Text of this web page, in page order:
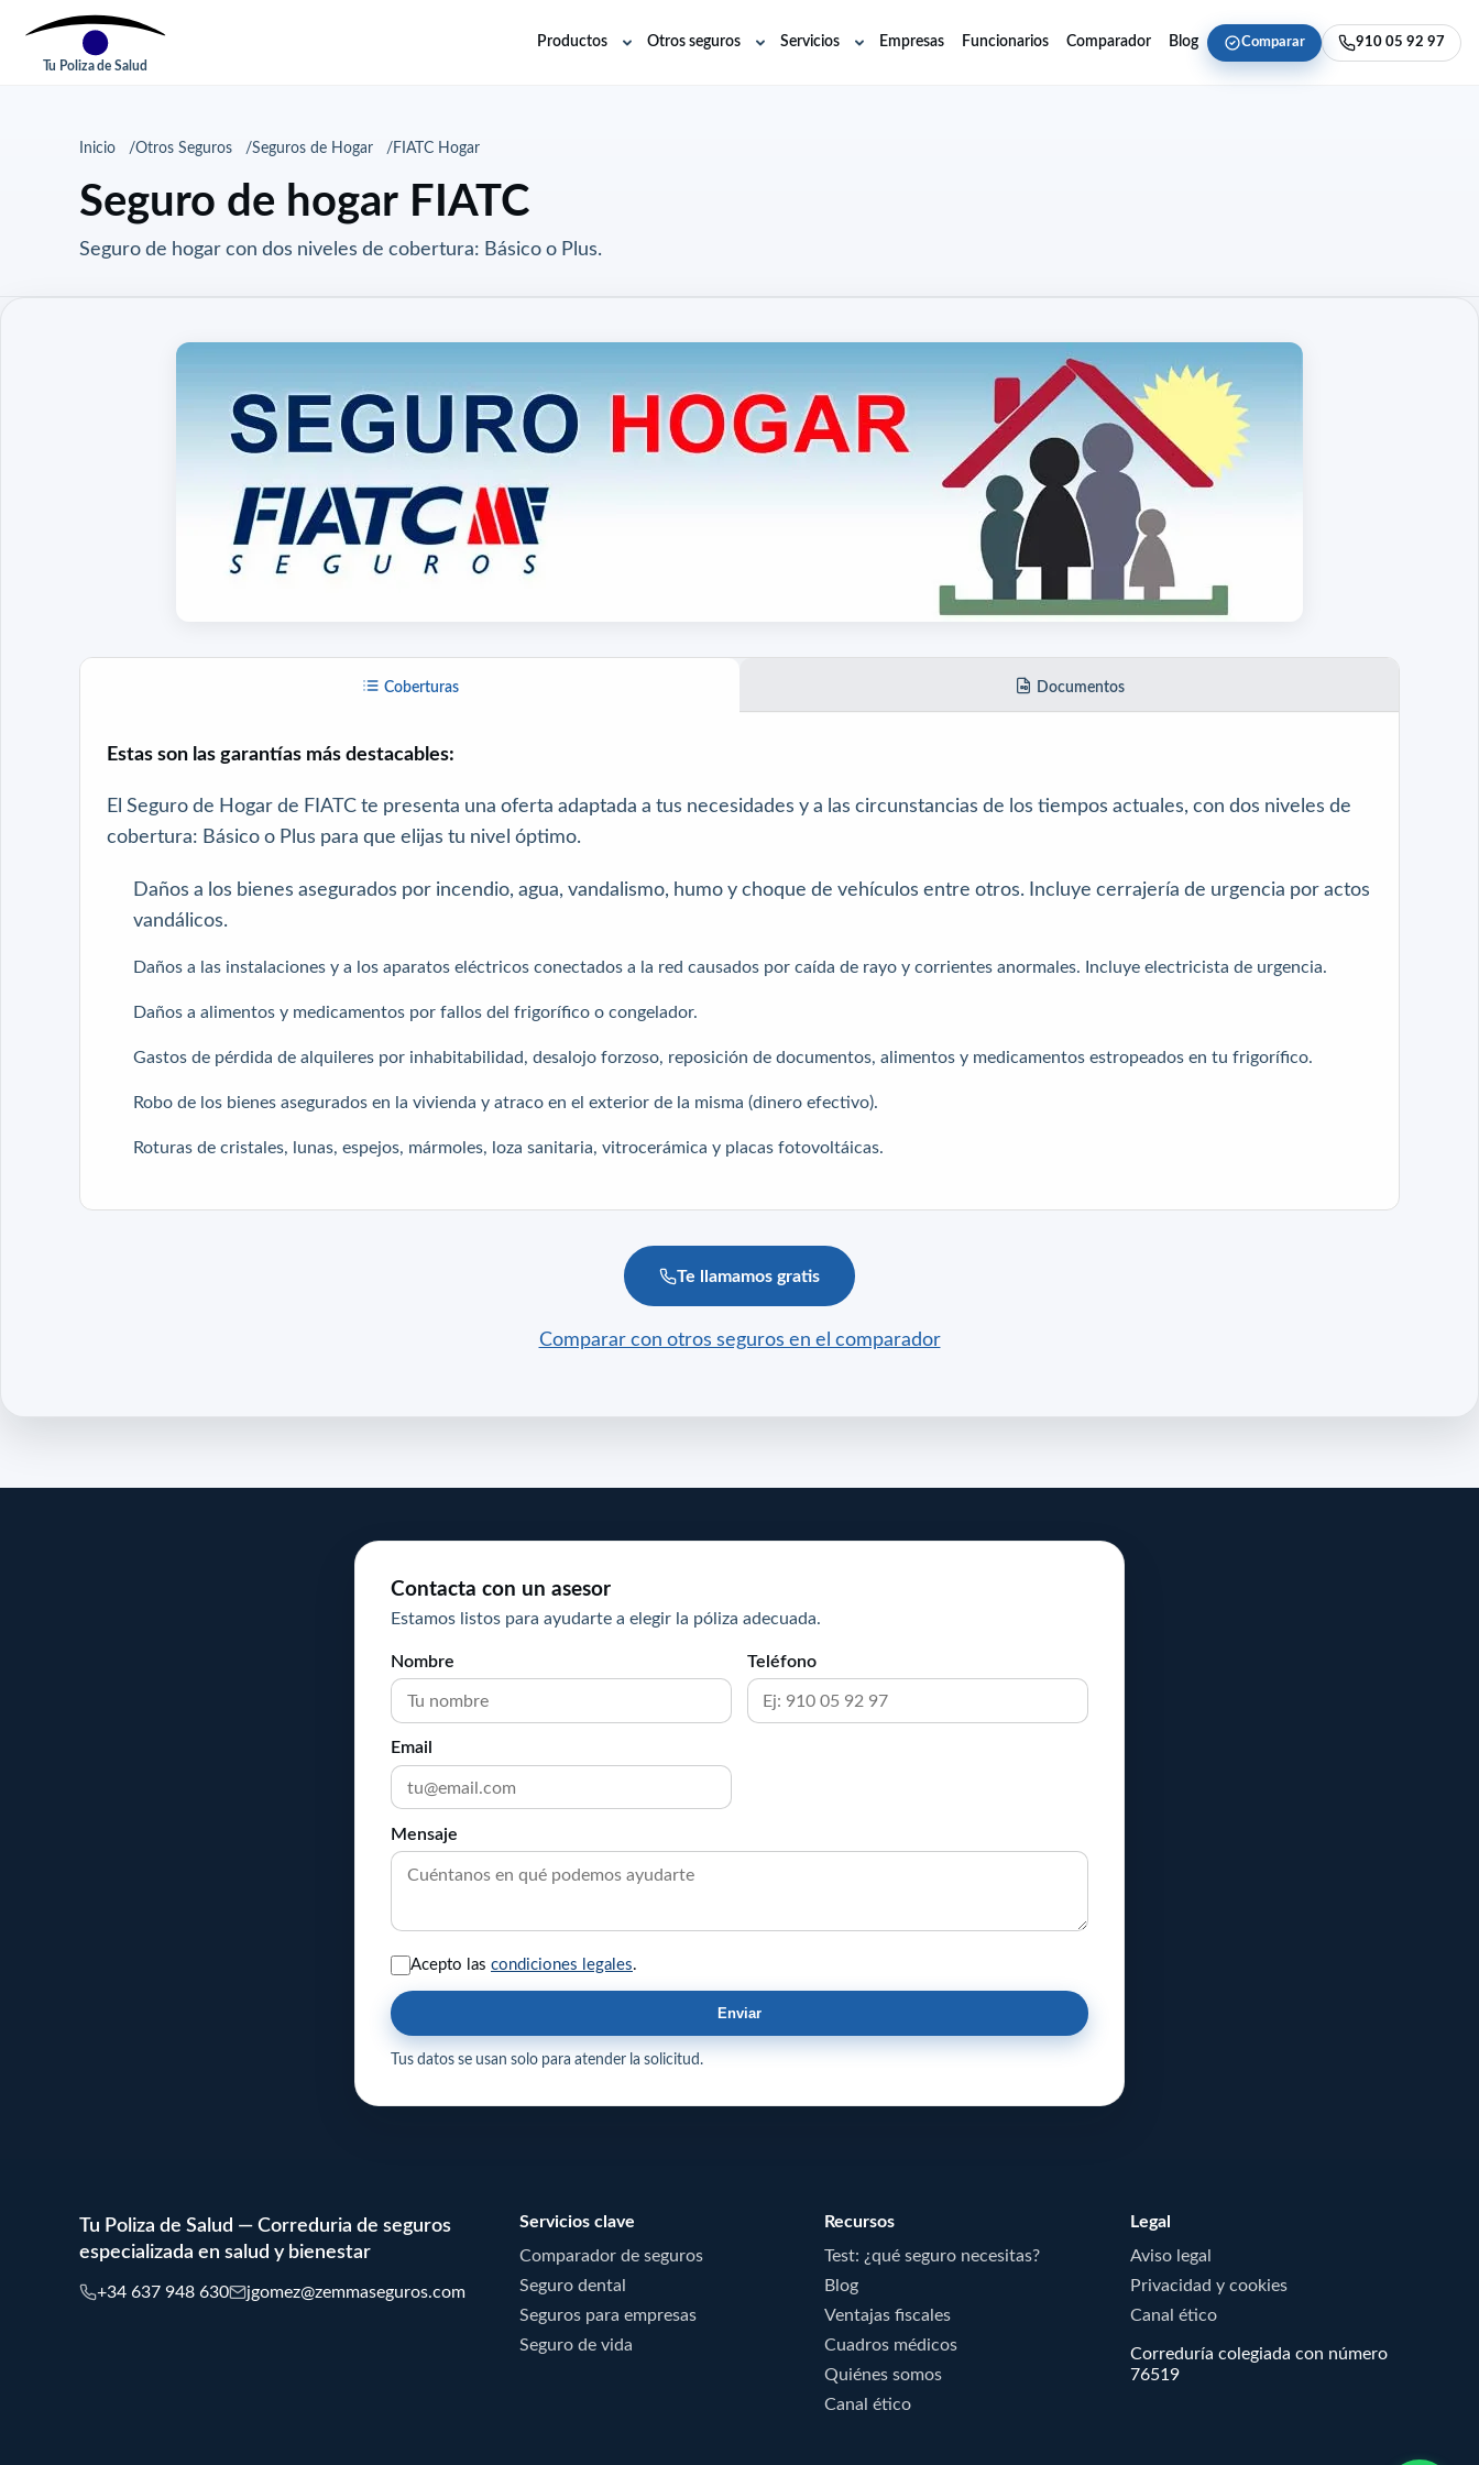
Tu Poliza de Salud
Productos
AbrirOtros seguros
AbrirServicios
AbrirEmpresas Funcionarios Comparador Blog Comparar 910 05 92 97
Inicio Otros Seguros Seguros de Hogar FIATC Hogar
Seguro de hogar FIATC
Seguro de hogar con dos niveles de cobertura: Básico o Plus.
Coberturas Documentos
Estas son las garantías más destacables:
El Seguro de Hogar de FIATC te presenta una oferta adaptada a tus necesidades y a las circunstancias de los tiempos actuales, con dos niveles de
cobertura: Básico o Plus para que elijas tu nivel óptimo.
Daños a los bienes asegurados por incendio, agua, vandalismo, humo y choque de vehículos entre otros. Incluye cerrajería de urgencia por actos
vandálicos.
Daños a las instalaciones y a los aparatos eléctricos conectados a la red causados por caída de rayo y corrientes anormales. Incluye electricista de urgencia.
Daños a alimentos y medicamentos por fallos del frigorífico o congelador.
Gastos de pérdida de alquileres por inhabitabilidad, desalojo forzoso, reposición de documentos, alimentos y medicamentos estropeados en tu frigorífico.
Robo de los bienes asegurados en la vivienda y atraco en el exterior de la misma (dinero efectivo).
Roturas de cristales, lunas, espejos, mármoles, loza sanitaria, vitrocerámica y placas fotovoltáicas.
Te llamamos gratis
Comparar con otros seguros en el comparador
Contacta con un asesor
Estamos listos para ayudarte a elegir la póliza adecuada.
Nombre Teléfono
Email
Mensaje
Acepto las condiciones legales.
Enviar
Tus datos se usan solo para atender la solicitud.
Tu Poliza de Salud — Correduria de seguros
especializada en salud y bienestar
+34 637 948 630 jgomez@zemmaseguros.com
Servicios clave
Comparador de seguros
Seguro dental
Seguros para empresas
Seguro de vida
Recursos
Test: ¿qué seguro necesitas?
Blog
Ventajas fiscales
Cuadros médicos
Quiénes somos
Canal ético
Legal
Aviso legal
Privacidad y cookies
Canal ético
Correduría colegiada con número
76519